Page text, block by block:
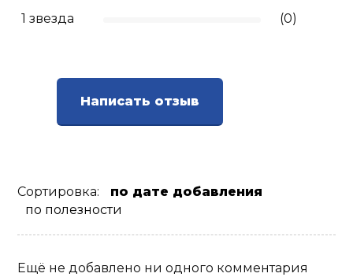
1 звезда
(0)
Написать отзыв
Сортировка:
по дате добавления
по полезности
Ещё не добавлено ни одного комментария